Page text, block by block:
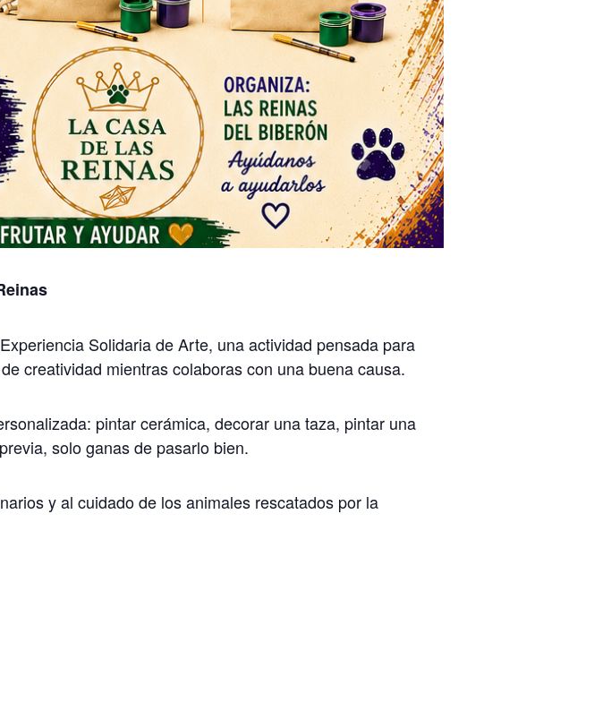
Solidaria de Arte, una actividad pensada para
creatividad mientras colaboras con una buena causa.
pintar cerámica, decorar una taza, pintar una
solo ganas de pasarlo bien.
y al cuidado de los animales rescatados por la